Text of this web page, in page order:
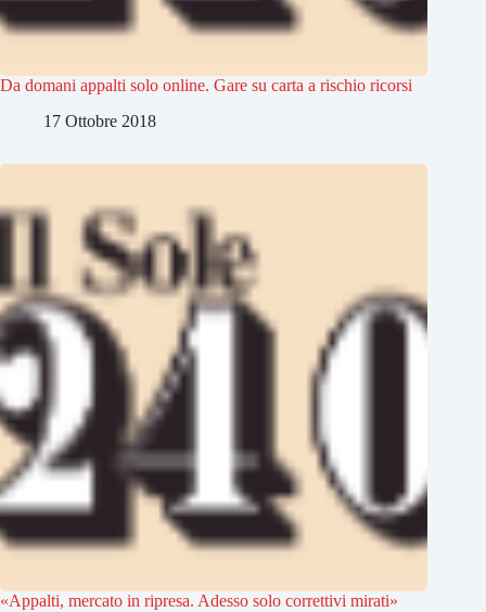
Da domani appalti solo online. Gare su carta a rischio ricorsi
17 Ottobre 2018
«Appalti, mercato in ripresa. Adesso solo correttivi mirati»